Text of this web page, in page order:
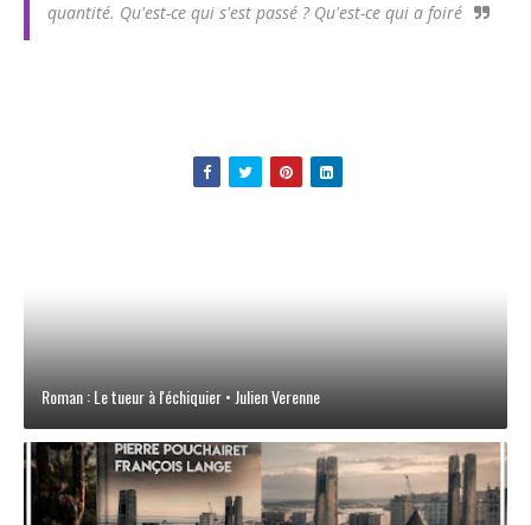
quantité. Qu'est-ce qui s'est passé ? Qu'est-ce qui a foiré
Roman : Le tueur à l'échiquier • Julien Verenne